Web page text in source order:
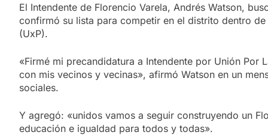
El Intendente de Florencio Varela, Andrés Watson,
confirmó su lista para competir en el distrito dentro
(UxP).
«Firmé mi precandidatura a Intendente por Unión Por
con mis vecinos y vecinas», afirmó Watson en un
sociales.
Y agregó: «unidos vamos a seguir construyendo un
educación e igualdad para todos y todas».